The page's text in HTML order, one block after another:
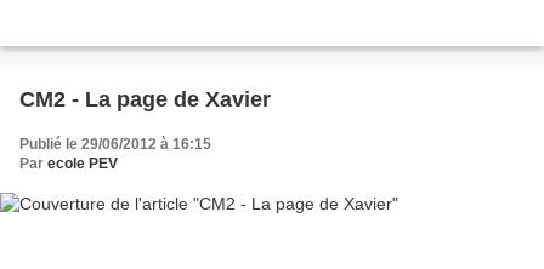
CM2 - La page de Xavier
Publié le 29/06/2012 à 16:15
Par ecole PEV